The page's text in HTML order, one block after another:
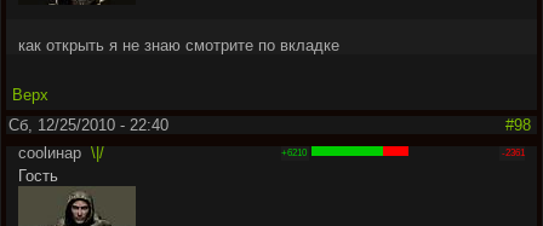
как открыть я не знаю смотрите по вкладке
Верх
Сб, 12/25/2010 - 22:40
#98
coolинар \|/
Гость
+6210 -2361